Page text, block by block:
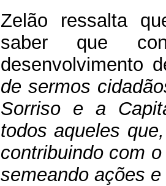
Zelão ressalta
saber que
desenvolvimento
de sermos
Sorriso e a
todos aqueles
contribuindo com
semeando ações